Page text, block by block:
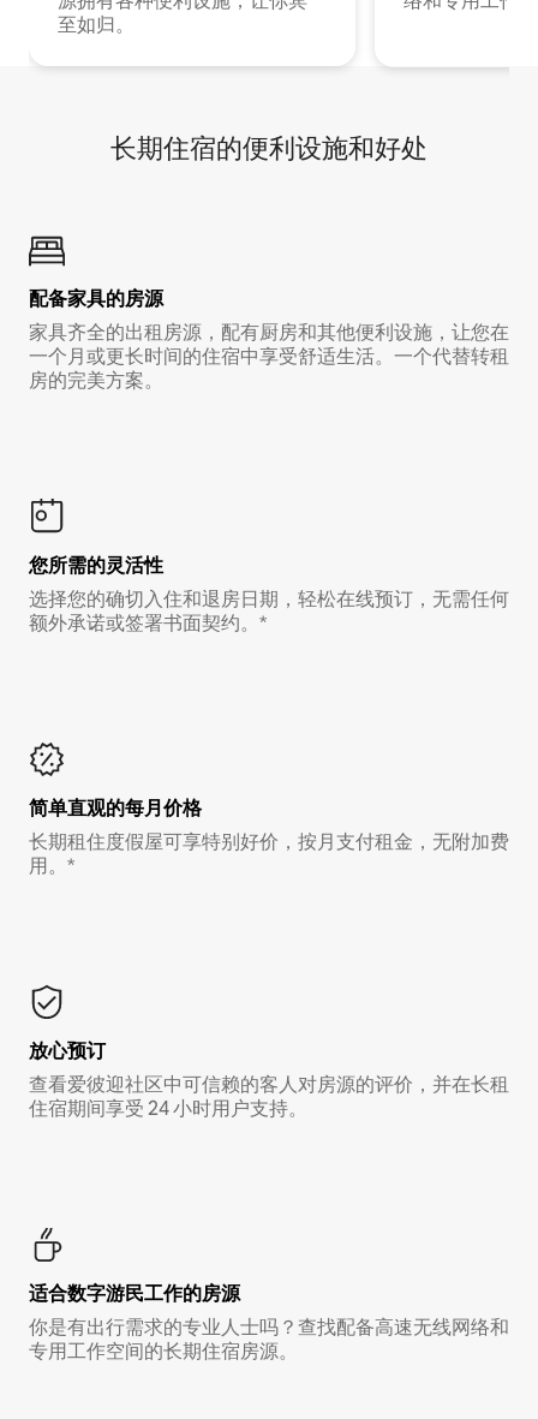
至如归。
长期住宿的便利设施和好处
配备家具的房源
家具齐全的出租房源，配有厨房和其他便利设施，让您在
一个月或更长时间的住宿中享受舒适生活。一个代替转租
房的完美方案。
您所需的灵活性
选择您的确切入住和退房日期，轻松在线预订，无需任何
额外承诺或签署书面契约。*
简单直观的每月价格
长期租住度假屋可享特别好价，按月支付租金，无附加费
用。*
放心预订
查看爱彼迎社区中可信赖的客人对房源的评价，并在长租
住宿期间享受 24 小时用户支持。
适合数字游民工作的房源
你是有出行需求的专业人士吗？查找配备高速无线网络和
专用工作空间的长期住宿房源。